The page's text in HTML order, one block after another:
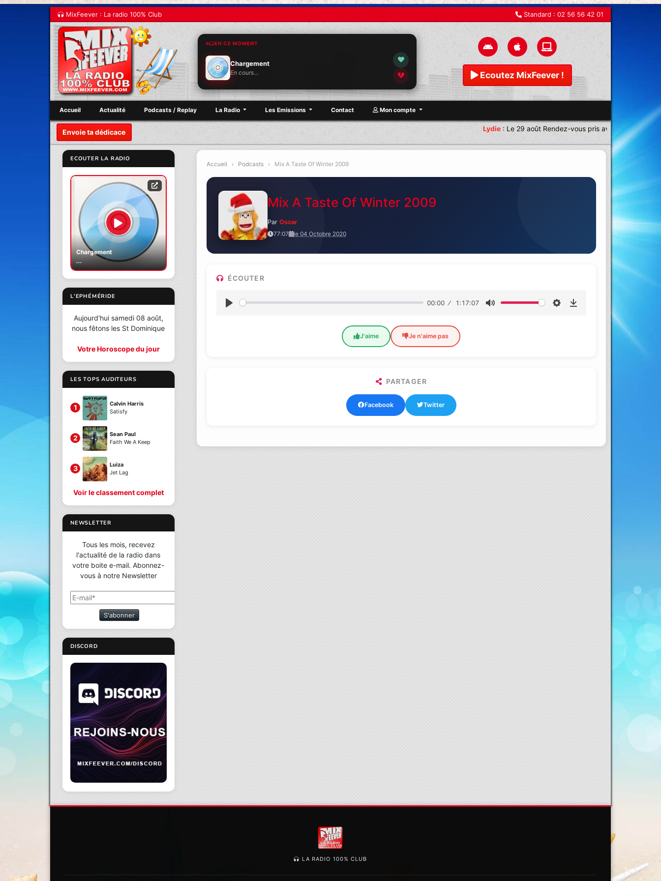
MixFeever : La radio 100% Club Standard : 02 56 56 42 01
EN CE MOMENT
Chargement
En cours… Ecoutez MixFeever !
Accueil Actualité Podcasts / Replay La Radio Les Emissions Contact Mon compte
Envoie ta dédicace Lydie:Le 29 août Rendez-vous pris avec une équipe
ECOUTER LA RADIO
Chargement
...
L'EPHÉMÉRIDE
Aujourd'hui samedi 08 août,
nous fêtons les St Dominique
Votre Horoscope du jour
LES TOPS AUDITEURS
1
Calvin Harris
Satisfy
2
Sean Paul
Faith We A Keep
3
Luiza
Jet Lag
Voir le classement complet
NEWSLETTER
Tous les mois, recevez
l'actualité de la radio dans
votre boite e-mail. Abonnez-
vous à notre Newsletter
S'abonner
DISCORD
Accueil › Podcasts › Mix A Taste Of Winter 2009
Mix A Taste Of Winter 2009
Par Oscar
77:07
le 04 Octobre 2020
ÉCOUTER
00:00 1:17:07
J'aime Je n'aime pas
PARTAGER
Facebook Twitter
LA RADIO 100% CLUB